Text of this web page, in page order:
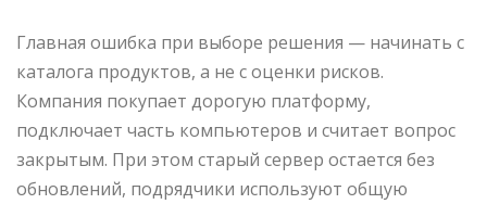
Главная ошибка при выборе решения — начинать с
каталога продуктов, а не с оценки рисков.
Компания покупает дорогую платформу,
подключает часть компьютеров и считает вопрос
закрытым. При этом старый сервер остается без
обновлений, подрядчики используют общую